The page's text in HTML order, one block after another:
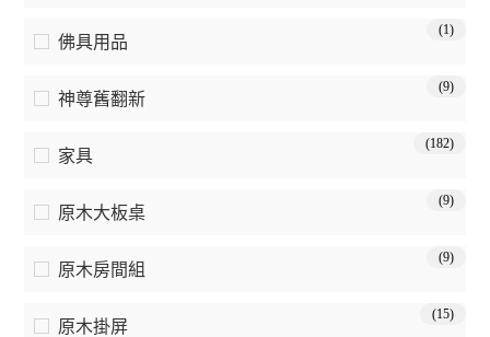
佛具用品
(1)
神尊舊翻新
(9)
家具
(182)
原木大板桌
(9)
原木房間組
(9)
原木掛屏
(15)